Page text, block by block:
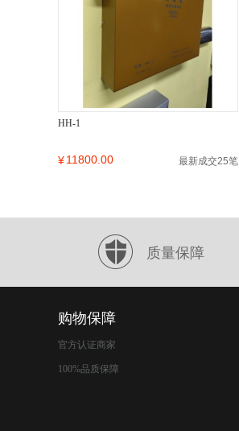
HH-1
¥11800.00 最新成交25笔
质量保障
购物保障
官方认证商家
100%品质保障